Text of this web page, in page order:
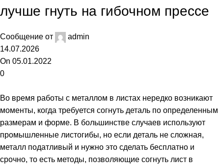
лучше гнуть на гибочном прессе
Сообщение от
admin
14.07.2026
On 05.01.2022
0
Во время работы с металлом в листах нередко возникают
моменты, когда требуется согнуть деталь по определенным
размерам и форме. В большинстве случаев используют
промышленные листогибы, но если деталь не сложная,
металл податливый и нужно это сделать бесплатно и
срочно, то есть методы, позволяющие согнуть лист в